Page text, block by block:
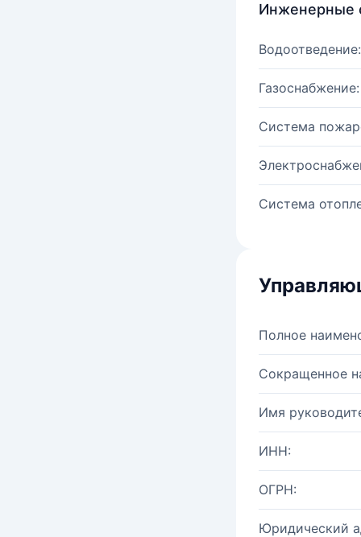
Инженерные
Водоотведение:
Газоснабжение:
Система
Система
Полное
Сокращенное
Имя
ИНН:
ОГРН:
Юридический